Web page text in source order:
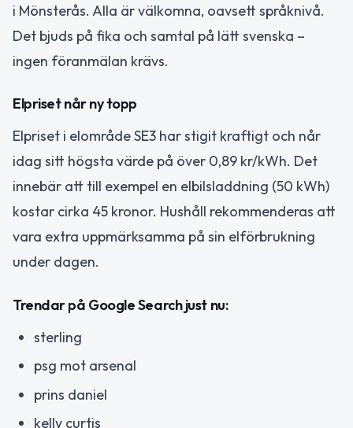
i Mönsterås. Alla är välkomna, oavsett språknivå.
Det bjuds på fika och samtal på lätt svenska –
ingen föranmälan krävs.
Elpriset når ny topp
Elpriset i elområde SE3 har stigit kraftigt och når
idag sitt högsta värde på över 0,89 kr/kWh. Det
innebär att till exempel en elbilsladdning (50 kWh)
kostar cirka 45 kronor. Hushåll rekommenderas att
vara extra uppmärksamma på sin elförbrukning
under dagen.
Trendar på Google Search just nu:
sterling
psg mot arsenal
prins daniel
kelly curtis